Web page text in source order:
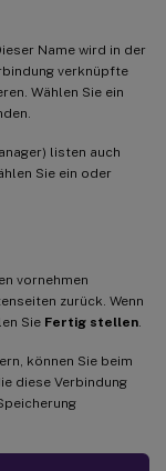
Name wird in der
verknüpfte
Wählen Sie ein
listen auch
Sie ein oder
vornehmen
zurück. Wenn
Sie Fertig stellen.
können Sie beim
diese Verbindung